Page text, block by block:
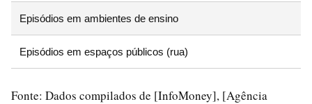
Episódios em ambientes de ensino
Episódios em espaços públicos (rua)
Fonte: Dados compilados de [InfoMoney], [Agência